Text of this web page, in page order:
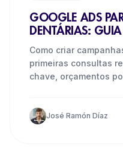
GOOGLE ADS
DENTÁRIAS:
Como criar
primeiras consultas
chave, orçamentos
José Ramón Díaz